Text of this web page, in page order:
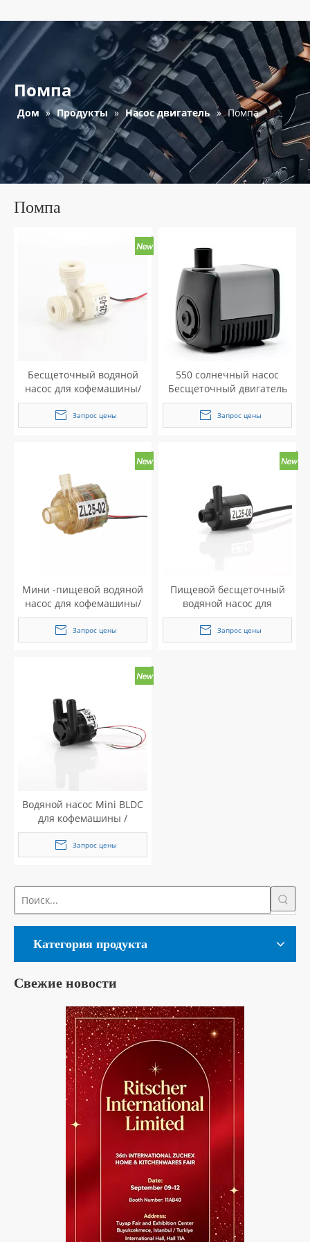
Помпа
Дом » Продукты » Насос двигатель » Помпа
Помпа
Бесщеточный водяной
насос для кофемашины/
дозатора воды
Запрос цены
550 солнечный насос
Бесщеточный двигатель
постоянного тока
Запрос цены
Мини -пищевой водяной
насос для кофемашины/
дозатора воды
Запрос цены
Пищевой бесщеточный
водяной насос для
кофеварки / дозатора
воды
Запрос цены
Водяной насос Mini BLDC
для кофемашины /
диспенсера для воды
Запрос цены
Категория продукта
Свежие новости